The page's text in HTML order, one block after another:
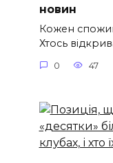
новин
Кожен
Хтось
0 47